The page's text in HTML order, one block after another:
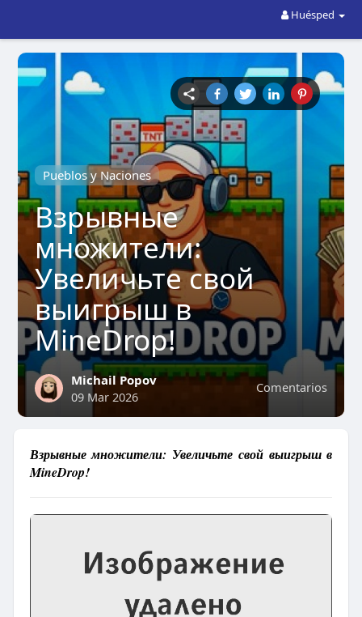
Huésped
Pueblos y Naciones
Взрывные
множители:
Увеличьте свой
выигрыш в
MineDrop!
Comentarios
Michail Popov
09 Mar 2026
Взрывные множители: Увеличьте свой выигрыш в
MineDrop!